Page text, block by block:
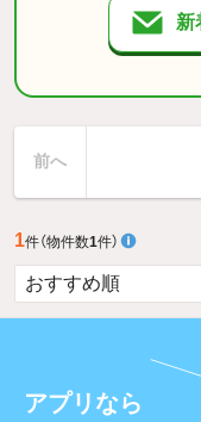
新
前へ
1件（物件数1件）
アプリなら